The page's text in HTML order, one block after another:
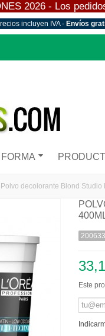
2026 - Los
incluyen IVA - Envíos
Polvo decolorante Blond Studio
Este